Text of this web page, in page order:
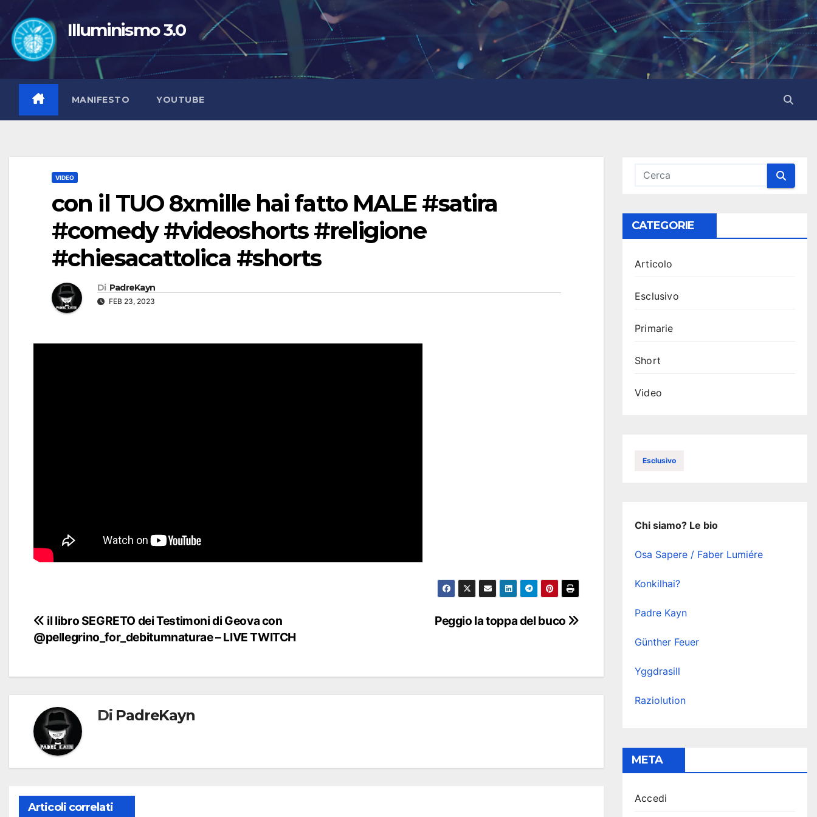
contenuto
Illuminismo 3.0
MANIFESTO YOUTUBE
VIDEO
con il TUO 8xmille hai fatto MALE #satira
#comedy #videoshorts #religione
#chiesacattolica #shorts
Di PadreKayn
FEB 23, 2023
Navigazione
articoli
Peggio la toppa del buco
il libro SEGRETO dei Testimoni di Geova con
@pellegrino_for_debitumnaturae – LIVE TWITCH
Di PadreKayn
Articoli correlati
CATEGORIE
Articolo
Esclusivo
Primarie
Short
Video
Esclusivo
Chi siamo? Le bio
Osa Sapere / Faber Lumiére
Konkilhai?
Padre Kayn
Günther Feuer
Yggdrasill
Raziolution
META
Accedi